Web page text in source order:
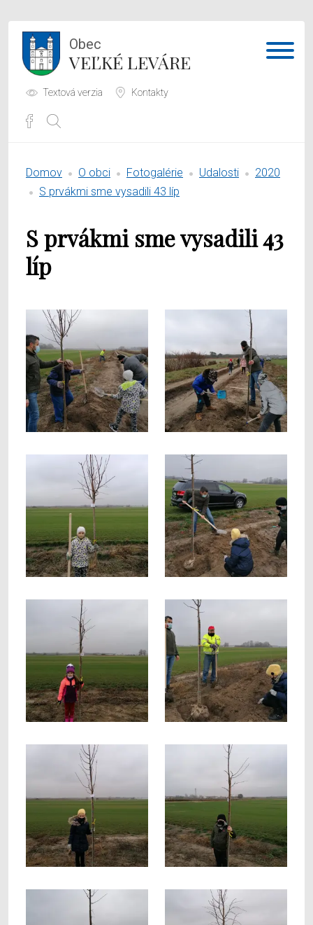
Obec
VEĽKÉ LEVÁRE
Textová verzia Kontakty
Samospráva
O obci
Domov O obci Fotogalérie Udalosti
2020
S prvákmi sme vysadili 43 líp
S prvákmi sme vysadili 43
líp